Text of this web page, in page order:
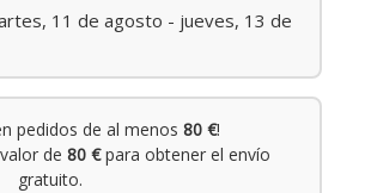
11 de agosto - jueves, 13 de
pedidos de al menos80 €!
de 80 €para obtener el envío
gratuito.